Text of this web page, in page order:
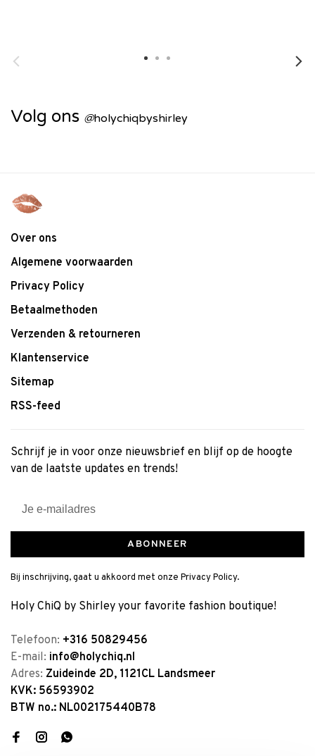
Volg ons @holychiqbyshirley
Over ons
Algemene voorwaarden
Privacy Policy
Betaalmethoden
Verzenden & retourneren
Klantenservice
Sitemap
RSS-feed
Schrijf je in voor onze nieuwsbrief en blijf op de hoogte
van de laatste updates en trends!
ABONNEER
Bij inschrijving, gaat u akkoord met onze Privacy Policy.
Holy ChiQ by Shirley your favorite fashion boutique!
Telefoon: +316 50829456
E-mail: info@holychiq.nl
Adres: Zuideinde 2D, 1121CL Landsmeer
KVK: 56593902
BTW no.: NL002175440B78